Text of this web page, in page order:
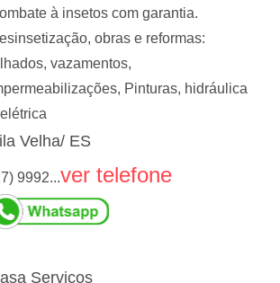
à insetos com garantia.
obras e reformas:
vazamentos,
Pinturas, hidráulica
Velha/ ES
9992...ver telefone
Serviços